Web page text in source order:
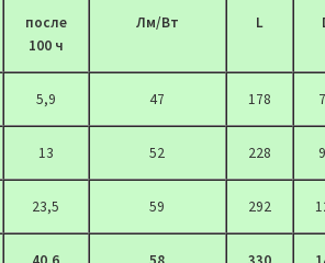
после
100 ч
Лм/Вт L
5,9 47 178
13 52 228
23,5 59 292